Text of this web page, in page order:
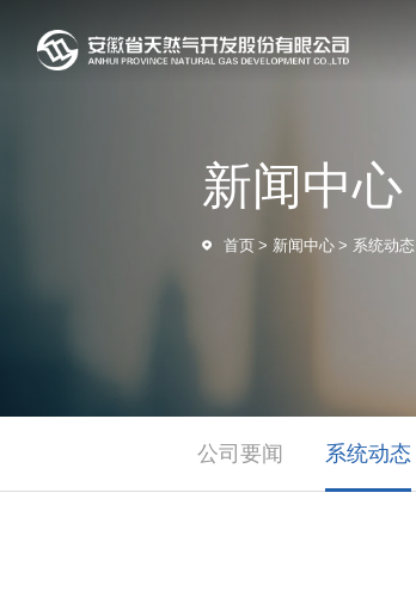
新闻中心
首页 > 新闻中心 > 系统动态
公司要闻 系统动态